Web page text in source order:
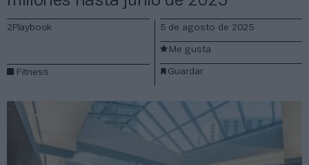
2Playbook
Fitness
5 de agosto de 2025
Guardar
Me gusta